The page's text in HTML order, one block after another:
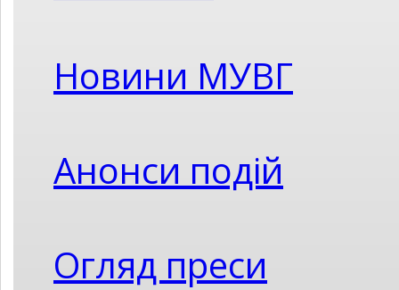
Новини МУВГ
Анонси подій
Огляд преси